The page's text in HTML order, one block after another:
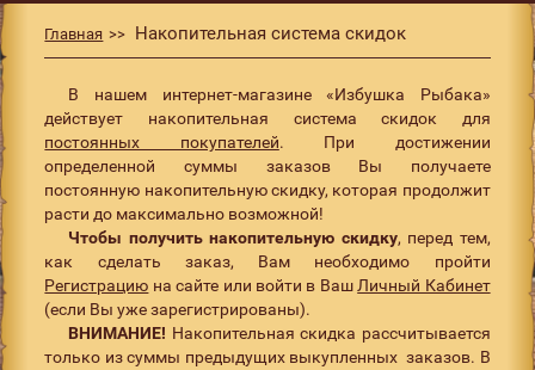
Главная Накопительная система скидок
В нашем интернет-магазине «Избушка Рыбака»
действует накопительная система скидок для
постоянных покупателей. При достижении
определенной суммы заказов Вы получаете
постоянную накопительную скидку, которая продолжит
расти до максимально возможной!
Чтобы получить накопительную скидку, перед тем,
как сделать заказ, Вам необходимо пройти
Регистрацию на сайте или войти в ВашЛичный Кабинет
(если Вы уже зарегистрированы).
ВНИМАНИЕ! Накопительная скидка рассчитывается
только из суммы предыдущих выкупленных заказов. В